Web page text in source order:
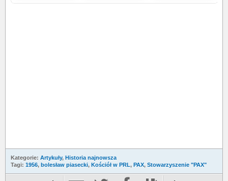
Kategorie: Artykuły, Historia najnowsza
Tagi: 1956, bolesław piasecki, Kościół w PRL, PAX, Stowarzyszenie "PAX"